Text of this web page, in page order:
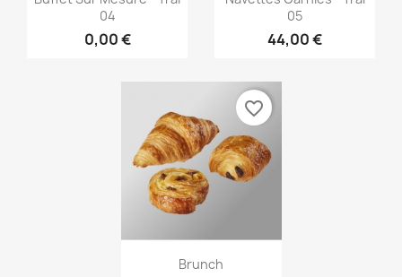
04
0,00 €
05
44,00 €
Aperçu rapide
Brunch
favorite_border